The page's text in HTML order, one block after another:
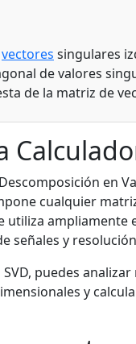
vectores singulares
de valores
de la matriz de
en
cualquier
utiliza ampliamente
señales y
SVD, puedes
y